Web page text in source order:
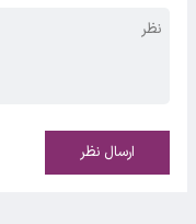
ارسال نظر